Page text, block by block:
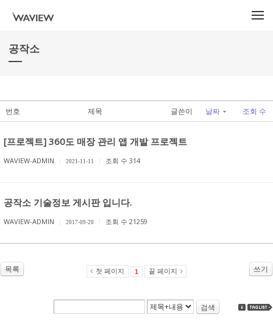
공작소
번호 제목 글쓴이 날짜 조회 수
[프로젝트] 360도 매장 관리 앱 개발 프로젝트
WAVIEW-ADMIN 2021-11-11 조회 수 314
공작소 기술정보 게시판 입니다.
WAVIEW-ADMIN 2017-09-20 조회 수 21259
목록 쓰기
첫 페이지 1 끝 페이지
검색